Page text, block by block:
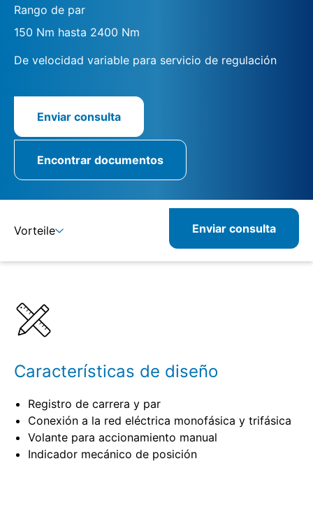
Rango de par
150 Nm hasta 2400 Nm
De velocidad variable para servicio de regulación
Enviar consulta
Encontrar documentos
Vorteile
Productos relacionados
Enviar consulta
Características de diseño
Registro de carrera y par
Conexión a la red eléctrica monofásica y trifásica
Volante para accionamiento manual
Indicador mecánico de posición